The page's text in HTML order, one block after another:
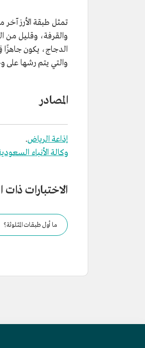
تمثل طبقة الأرز آخر
والقرفة، وقليل من
الدجاج، يكون جاهزًا
والتي يتم رشها على
المصادر
إذاعة الرياض.
وكالة الأنباء
الاختبارات ذات
ما أول طبقات المثلوثة؟